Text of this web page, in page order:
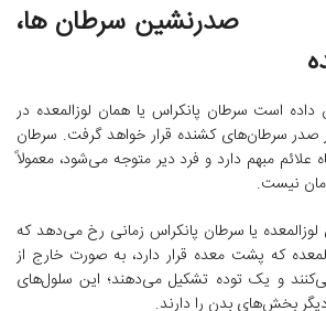
صدرنشین سرطان ها،
است سرطان پانکراس یا همان لوزالمعده در
سرطان‌های کشنده قرار خواهد گرفت. سرطان
علائم مبهم دارد و فرد دیر متوجه می‌شود، معمولاً
نیست.
یا سرطان پانکراس زمانی رخ می‌دهد که
که پشت معده قرار دارد، به صورت خارج از
و یک توده تشکیل می‌دهند؛ این سلول‌های
بخش‌های بدن را دارند.